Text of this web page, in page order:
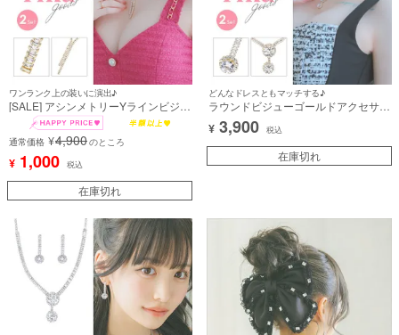
ワンランク上の装いに演出♪
[SALE] アシンメトリーYラインビジュ
ーゴールドアクセサリー2点セット
[ネックレス＋ピアス]
通常価格 ¥4,900のところ
¥ 1,000 税込
在庫切れ
どんなドレスともマッチする♪
ラウンドビジューゴールドアクセサリ
ー2点セット [ネックレス＋ピアス]
¥ 3,900 税込
在庫切れ